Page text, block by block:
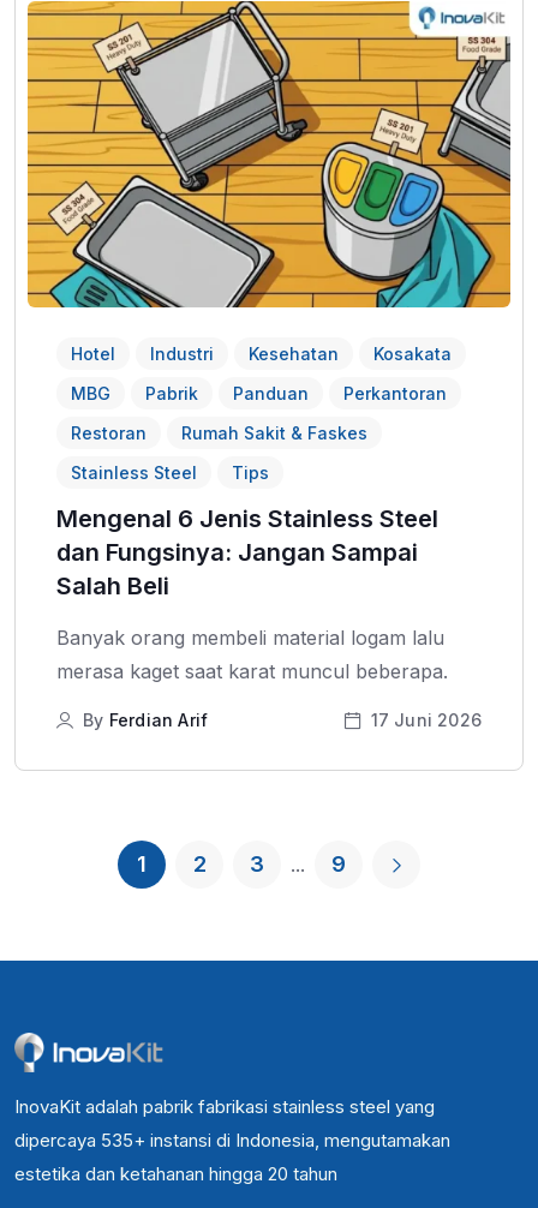
Hotel Industri Kesehatan
Kosakata
MBG
Pabrik Panduan
Perkantoran
Restoran
Rumah Sakit & Faskes
Stainless Steel
Tips
Mengenal 6 Jenis Stainless Steel
dan Fungsinya: Jangan Sampai
Salah Beli
Banyak orang membeli material logam lalu
merasa kaget saat karat muncul beberapa.
By Ferdian Arif 17 Juni 2026
1 2 3 ... 9
InovaKit adalah pabrik fabrikasi stainless steel yang
dipercaya 535+ instansi di Indonesia, mengutamakan
estetika dan ketahanan hingga 20 tahun